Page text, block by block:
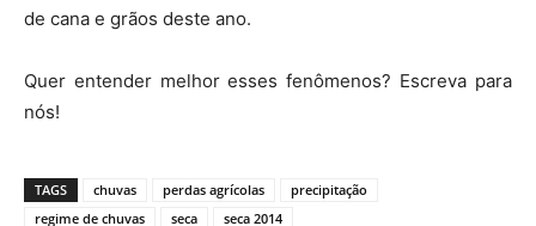
de cana e grãos deste ano.
Quer entender melhor esses fenômenos? Escreva para
nós!
TAGS chuvas perdas agrícolas
precipitação
regime de chuvas
seca seca 2014